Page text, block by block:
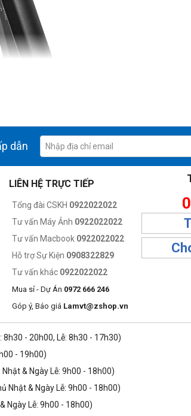
khi xếp hành lý, mà không cần cắt giảm chiều
thiết kế cho phép thao tác đơn giản.
với bài đánh giá của bên thứ ba.
dẫn
LIÊN HỆ TRỰC TIẾP
Tổng đài CSKH 0922022022
Tư vấn Máy Ảnh 0922022022
Tư vấn Macbook 0922022022
Hỗ trợ Sự Kiện 0908322829
Tư vấn khác 0922022022
Mua sỉ - Dự Án 0972 666 246
Góp ý, Báo giá Lamvt@zshop.vn
8h30 - 20h00, Lễ: 8h30 - 17h30)
- 19h00)
Nhật & Ngày Lễ: 9h00 - 18h00)
Nhật & Ngày Lễ: 9h00 - 18h00)
Ngày Lễ: 9h00 - 18h00)